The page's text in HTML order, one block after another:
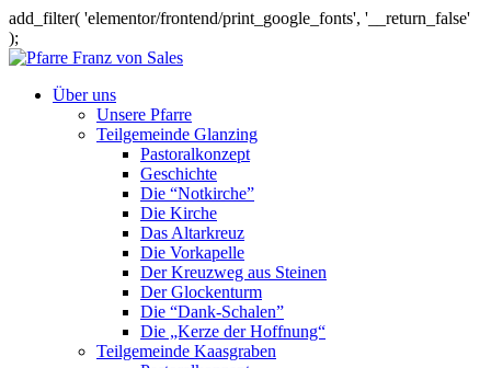
add_filter( 'elementor/frontend/print_google_fonts', '__return_false'
);
Über uns
Unsere Pfarre
Teilgemeinde Glanzing
Pastoralkonzept
Geschichte
Die “Notkirche”
Die Kirche
Das Altarkreuz
Die Vorkapelle
Der Kreuzweg aus Steinen
Der Glockenturm
Die “Dank-Schalen”
Die „Kerze der Hoffnung“
Teilgemeinde Kaasgraben